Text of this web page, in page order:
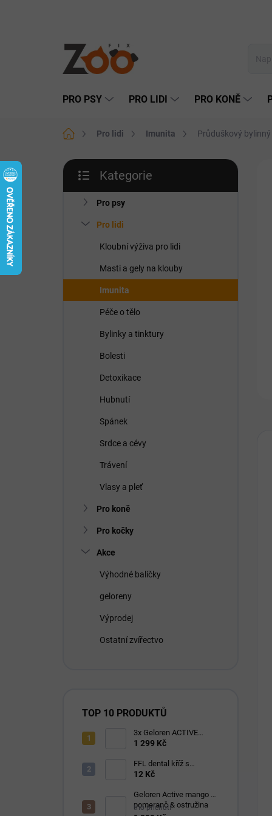
PRO PSY PRO LIDI PRO KONĚ
Domů Pro lidi Imunita Průduškový
P
s
a
kategorie
Kategorie
Pro psy
Pro lidi
Kloubní výživa pro lidi
Masti a gely na klouby
Imunita
Péče o tělo
Bylinky a tinktury
Bolesti
Detoxikace
Hubnutí
Spánek
Srdce a cévy
Trávení
Vlasy a pleť
Pro koně
Pro kočky
Akce
Výhodné balíčky
geloreny
Výprodej
Ostatní zvířectvo
TOP 10 PRODUKTŮ
3x Geloren ACTIVE
pomeranč 400g (3x90
1 299 Kč
FFL dental kříž s
eukalyptem 1 ks
12 Kč
Geloren Active mango &
pomeranč & ostružina
trio příchutí